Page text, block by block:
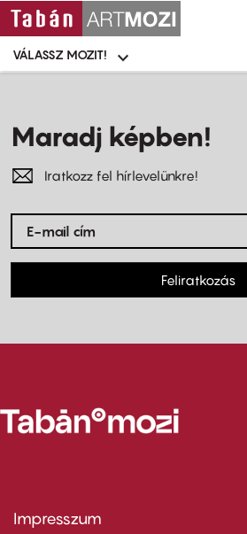
Moziválasztó
menü
VÁLASSZ MOZIT!
Maradj képben!
Iratkozz fel hírlevelünkre!
Feliratkozás
Footer
Impresszum